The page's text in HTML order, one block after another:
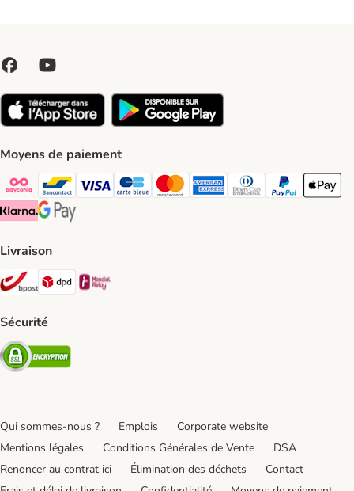
Moyens de paiement
Payconiq Payment Method
bancontact Payment Method
Visa Payment Method
carte bleue Payment Method
Master card Payment Method
American express Payment
Diners club Payment
Paypal Payment
Apple
Klarna Payment Method
Google Pay Payment Method
Livraison
Bpost Shipping Method
DPD Shipping Method
Sécurité
Security
Qui sommes-nous ? Emplois
Corporate website
Mentions légales
Conditions Générales de Vente
DSA
Renoncer au contrat ici
Élimination des déchets
Contact